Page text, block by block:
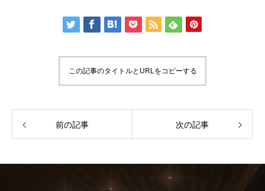
この記事のタイトルとURLをコピーする
前の記事 次の記事